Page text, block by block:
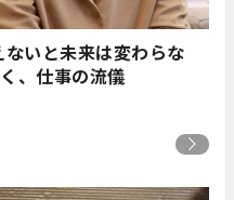
ないと未来は変わらな
、仕事の流儀